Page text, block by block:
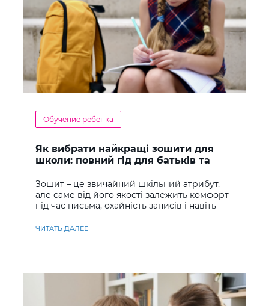
Обучение ребенка
Як вибрати найкращі зошити для
школи: повний гід для батьків та
Зошит – це звичайний шкільний атрибут,
але саме від його якості залежить комфорт
під час письма, охайність записів і навіть
ЧИТАТЬ ДАЛЕЕ